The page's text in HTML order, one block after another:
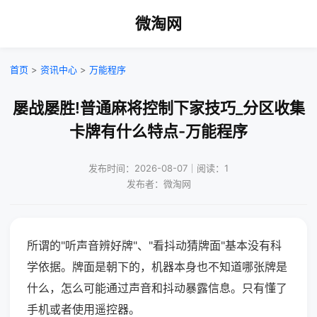
微淘网
首页 > 资讯中心 > 万能程序
屡战屡胜!普通麻将控制下家技巧_分区收集
卡牌有什么特点-万能程序
发布时间：2026-08-07｜阅读：1
发布者：微淘网
所谓的"听声音辨好牌"、"看抖动猜牌面"基本没有科
学依据。牌面是朝下的，机器本身也不知道哪张牌是
什么，怎么可能通过声音和抖动暴露信息。只有懂了
手机或者使用遥控器。